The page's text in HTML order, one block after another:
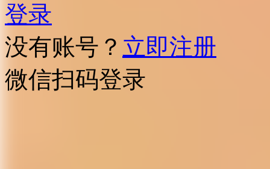
登录
没有账号？ 立即注册
微信扫码登录